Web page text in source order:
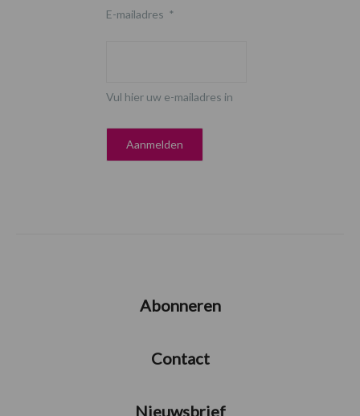
E-mailadres *
Vul hier uw e-mailadres in
Abonneren
Contact
Nieuwsbrief